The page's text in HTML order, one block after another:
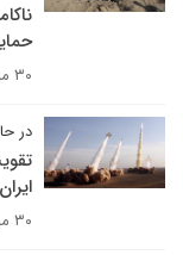
۳۰ مرداد ۱۴۰۳
در
۳۰ مرداد ۱۴۰۳